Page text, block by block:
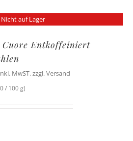
Nicht auf Lager
Cuore Entkoffeiniert
MwST. zzgl. Versand
/ 100 g)